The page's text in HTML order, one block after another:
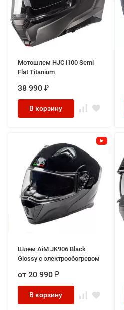
Мотошлем HJC i100 Semi
Flat Titanium
38 990 ₽
В корзину
Шлем AiM JK906 Black
Glossy с электрообогревом
от 20 990₽
В корзину